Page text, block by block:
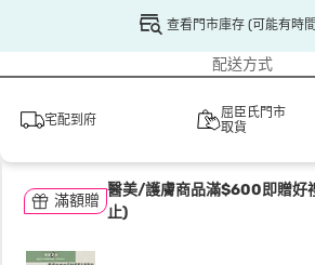
查看門市庫存 (可能有時
配送方式
宅配到府
屈臣氏門市
取貨
滿額贈
醫美/護膚商品滿$600即贈好
止)